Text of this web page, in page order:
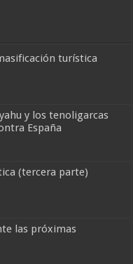
turística
y los tenoligarcas
España
(tercera parte)
las próximas